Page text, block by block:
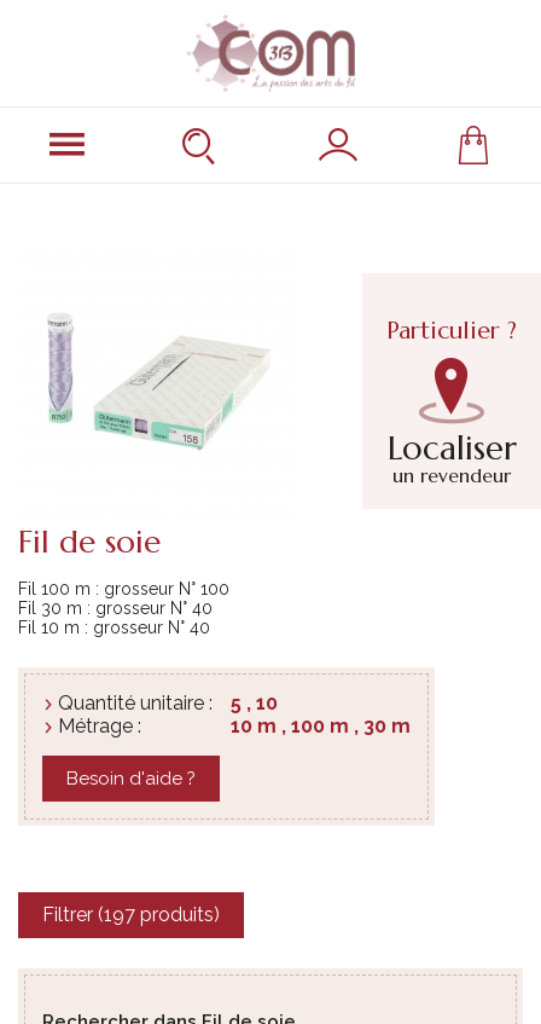
Particulier ?
Localiser
un revendeur
Fil de soie
Fil 100 m : grosseur N° 100
Fil 30 m : grosseur N° 40
Fil 10 m : grosseur N° 40
Quantité unitaire :
5 , 10
Métrage :
10 m , 100 m , 30 m
Besoin d'aide ?
Filtrer (197 produits)